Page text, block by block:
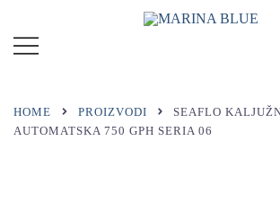
sadržaj
HOME PROIZVODI
SEAFLO
AUTOMATSKA 750 GPH SERIA 06